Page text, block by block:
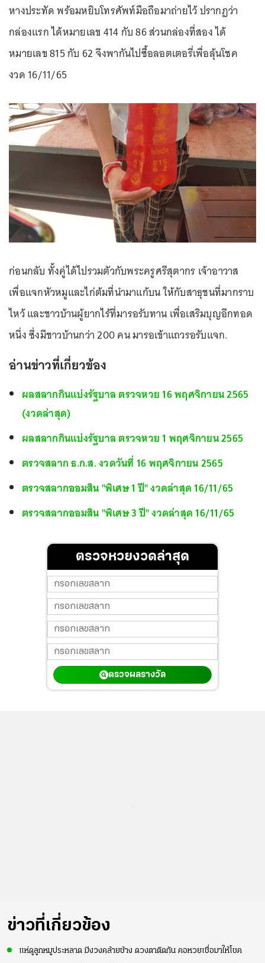
หางประทัด พร้อมหยิบโทรศัพท์มือถือมาถ่ายไว้ ปรากฏว่า
กล่องแรก ได้หมายเลข 414 กับ 86 ส่วนกล่องที่สอง ได้
หมายเลข 815 กับ 62 จึงพากันไปซื้อลอตเตอรี่เพื่อลุ้นโชค
งวด 16/11/65
ก่อนกลับ ทั้งคู่ได้ไปรวมตัวกับพระครูศรีสุตากร เจ้าอาวาส
เพื่อแจกหัวหมูและไก่ต้มที่นำมาแก้บน ให้กับสาธุชนที่มากราบ
ไหว้ และชาวบ้านผู้ยากไร้ที่มารอรับทาน เพื่อเสริมบุญอีกทอด
หนึ่ง ซึ่งมีชาวบ้านกว่า 200 คน มารอเข้าแถวรอรับแจก.
อ่านข่าวที่เกี่ยวข้อง
ผลสลากกินแบ่งรัฐบาล ตรวจหวย 16 พฤศจิกายน 2565
(งวดล่าสุด)
ผลสลากกินแบ่งรัฐบาล ตรวจหวย 1 พฤศจิกายน 2565
ตรวจสลาก ธ.ก.ส. งวดวันที่ 16 พฤศจิกายน 2565
ตรวจสลากออมสิน "พิเศษ 1 ปี" งวดล่าสุด 16/11/65
ตรวจสลากออมสิน "พิเศษ 3 ปี" งวดล่าสุด 16/11/65
ตรวจหวยงวดล่าสุด
ตรวจผลรางวัล
ข่าวที่เกี่ยวข้อง
แห่ดูลูกหมูประหลาด มีงวงคล้ายช้าง ดวงตาติดกัน คอหวยเชื่อมาให้โชค